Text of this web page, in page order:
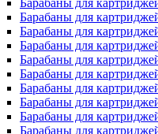
Барабаны для
Барабаны для
Барабаны для
Барабаны для
Барабаны для
Барабаны для
Барабаны для
Барабаны для
Барабаны для
Барабаны для